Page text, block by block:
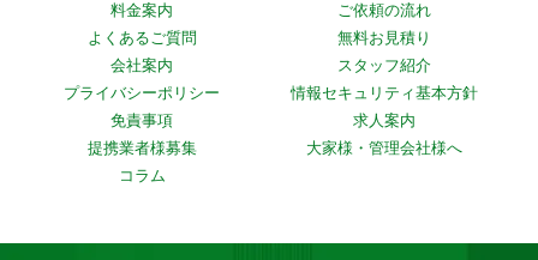
料金案内
ご依頼の流れ
よくあるご質問
無料お見積り
会社案内
スタッフ紹介
プライバシーポリシー
情報セキュリティ基本方針
免責事項
求人案内
提携業者様募集
大家様・管理会社様へ
コラム